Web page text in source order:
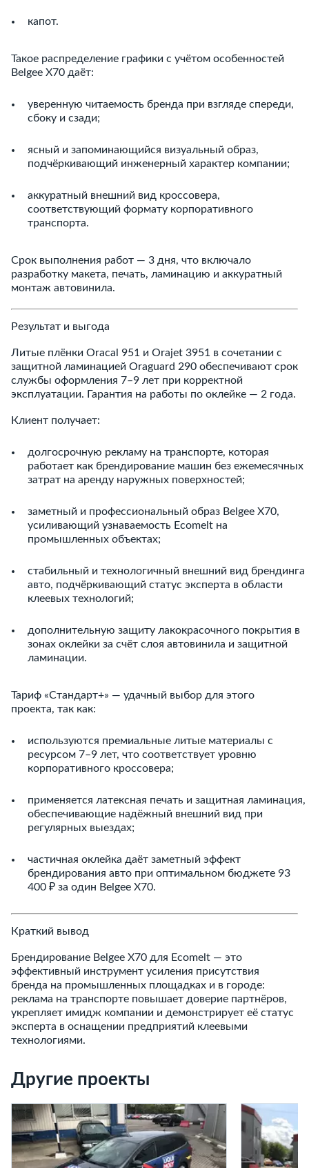
капот.
Такое распределение графики с учётом особенностей
Belgee X70 даёт:
уверенную читаемость бренда при взгляде спереди,
сбоку и сзади;
ясный и запоминающийся визуальный образ,
подчёркивающий инженерный характер компании;
аккуратный внешний вид кроссовера,
соответствующий формату корпоративного
транспорта.
Срок выполнения работ — 3 дня, что включало
разработку макета, печать, ламинацию и аккуратный
монтаж автовинила.
Результат и выгода
Литые плёнки Oracal 951 и Orajet 3951 в сочетании с
защитной ламинацией Oraguard 290 обеспечивают срок
службы оформления 7–9 лет при корректной
эксплуатации. Гарантия на работы по оклейке — 2 года.
Клиент получает:
долгосрочную рекламу на транспорте, которая
работает как брендирование машин без ежемесячных
затрат на аренду наружных поверхностей;
заметный и профессиональный образ Belgee X70,
усиливающий узнаваемость Ecomelt на
промышленных объектах;
стабильный и технологичный внешний вид брендинга
авто, подчёркивающий статус эксперта в области
клеевых технологий;
дополнительную защиту лакокрасочного покрытия в
зонах оклейки за счёт слоя автовинила и защитной
ламинации.
Тариф «Стандарт+» — удачный выбор для этого
проекта, так как:
используются премиальные литые материалы с
ресурсом 7–9 лет, что соответствует уровню
корпоративного кроссовера;
применяется латексная печать и защитная ламинация,
обеспечивающие надёжный внешний вид при
регулярных выездах;
частичная оклейка даёт заметный эффект
брендирования авто при оптимальном бюджете 93
400 ₽ за один Belgee X70.
Краткий вывод
Брендирование Belgee X70 для Ecomelt — это
эффективный инструмент усиления присутствия
бренда на промышленных площадках и в городе:
реклама на транспорте повышает доверие партнёров,
укрепляет имидж компании и демонстрирует её статус
эксперта в оснащении предприятий клеевыми
технологиями.
Другие проекты